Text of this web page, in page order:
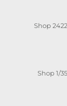
Shop
Shop 1/